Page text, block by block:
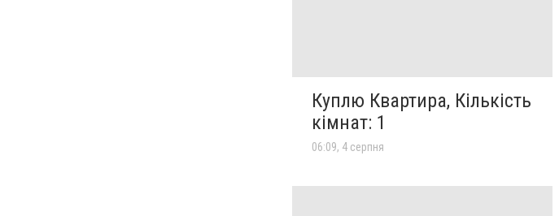
Куплю Квартира, Кількість
кімнат: 1
06:09, 4 серпня